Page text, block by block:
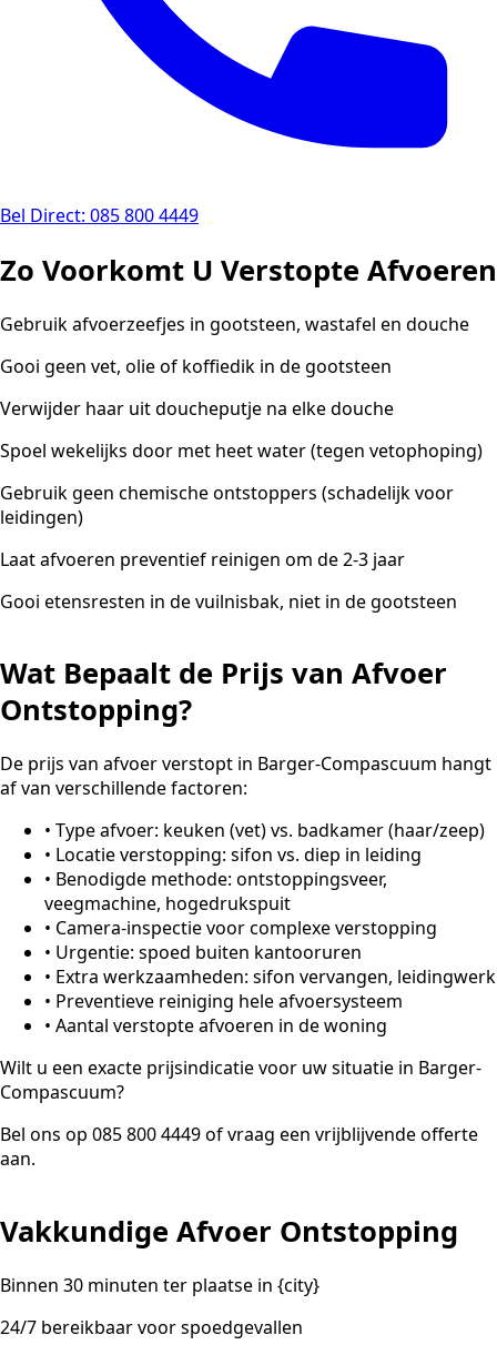
Bel Direct: 085 800 4449
Zo Voorkomt U Verstopte Afvoeren
Gebruik afvoerzeefjes in gootsteen, wastafel en douche
Gooi geen vet, olie of koffiedik in de gootsteen
Verwijder haar uit doucheputje na elke douche
Spoel wekelijks door met heet water (tegen vetophoping)
Gebruik geen chemische ontstoppers (schadelijk voor
leidingen)
Laat afvoeren preventief reinigen om de 2-3 jaar
Gooi etensresten in de vuilnisbak, niet in de gootsteen
Wat Bepaalt de Prijs van Afvoer
Ontstopping?
De prijs van afvoer verstopt in Barger-Compascuum hangt
af van verschillende factoren:
• Type afvoer: keuken (vet) vs. badkamer (haar/zeep)
• Locatie verstopping: sifon vs. diep in leiding
• Benodigde methode: ontstoppingsveer,
veegmachine, hogedrukspuit
• Camera-inspectie voor complexe verstopping
• Urgentie: spoed buiten kantooruren
• Extra werkzaamheden: sifon vervangen, leidingwerk
• Preventieve reiniging hele afvoersysteem
• Aantal verstopte afvoeren in de woning
Wilt u een exacte prijsindicatie voor uw situatie in Barger-
Compascuum?
Bel ons op 085 800 4449 of vraag een vrijblijvende offerte
aan.
Vakkundige Afvoer Ontstopping
Binnen 30 minuten ter plaatse in {city}
24/7 bereikbaar voor spoedgevallen